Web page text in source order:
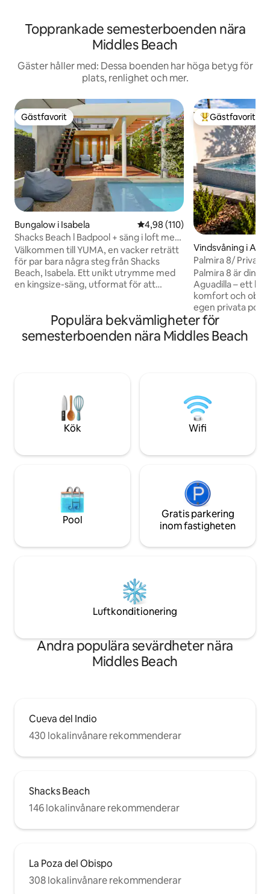
Topprankade semesterboenden nära
Middles Beach
Gäster håller med: Dessa boenden har höga betyg för
plats, renlighet och mer.
Gästfavorit
Gästfavorit
Bungalow i Isabela 4,98 av 5 i genomsnittligt
4,98 (110)
Shacks Beach l Badpool + säng i loft med
nät + dubbelsäng (King)
Välkommen till YUMA, en vacker reträtt
för par bara några steg från Shacks
Beach, Isabela. Ett unikt utrymme med
en kingsize-säng, utformat för att
lugn och ro. En plats där du kan uppleva
en direkt koppling till naturen. Oavsett
om du slappar vid poolen, promenerar
tillflyktsort för en avkopplande
Populär
Gästfavorit
Vindsvåning i
Palmira 8/ Privat
Santiago
Palmira 8 är din
Aguadilla – ett
komfort och obesvärat
egen privata
fridfull atmosfär
koppla av och
hittar du en svit
inkluderar en
en generator
vattencistern för
Populära bekvämligheter för
semesterboenden nära Middles Beach
Kök Wifi
Pool
Gratis parkering
inom fastigheten
Luftkonditionering
Andra populära sevärdheter nära
Middles Beach
Cueva del Indio
430 lokalinvånare rekommenderar
Shacks Beach
146 lokalinvånare rekommenderar
La Poza del Obispo
308 lokalinvånare rekommenderar